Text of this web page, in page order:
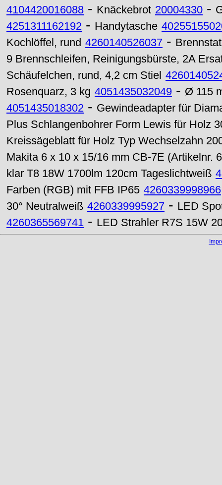
4104420016088 - Knäckebrot 20004330 -
4251311162192 - Handytasche
Kochlöffel, rund 4260140526037 -
9 Brennschleifen, Reinigungsbürste, 2A
Schäufelchen, rund, 4,2 cm Stiel
Rosenquarz, 3 kg 4051435032049 - Ø 115
4051435018302 - Gewindeadapter für
Plus Schlangenbohrer Form Lewis für Holz
Kreissägeblatt für Holz Typ Wechselzahn
Makita 6 x 10 x 15/16 mm CB-7E (Artikelnr.
klar T8 18W 1700lm 120cm Tageslichtweiß
Farben (RGB) mit FFB IP65 4260339998966
30° Neutralweiß 4260339995927 - LED
4260365569741 - LED Strahler R7S 15W